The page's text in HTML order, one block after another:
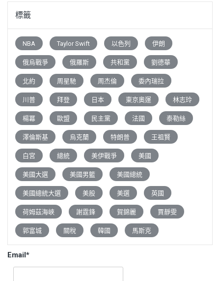
標籤
NBA Taylor Swift 以色列 伊朗
俄烏戰爭 俄羅斯 共和黨 劉德華
北約 周星馳 周杰倫 委內瑞拉
川普 拜登 日本 東京奧運 林志玲
楊冪 歐盟 民主黨 法國 泰勒絲
澤倫斯基 烏克蘭 特朗普 王祖賢
白宮 總統 美伊戰爭 美國
美國大選 美國男籃 美國總統
美國總統大選 美股 美選 英國
荷姆茲海峽 謝霆鋒 賀錦麗 賈靜雯
郭富城 關稅 韓國 馬斯克
Email*